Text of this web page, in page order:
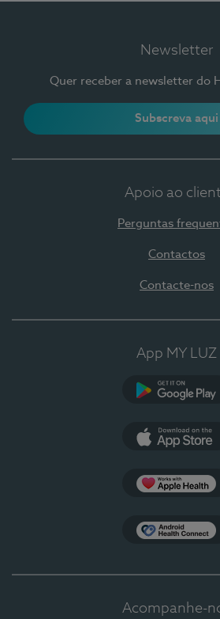
Newsletter
Quer receber a newsletter do
Subscreva aqui
Apoio ao
Perguntas
Contactos
Contacte-nos
App MY LUZ
Acompanhe-